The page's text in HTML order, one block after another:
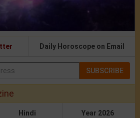
Daily Horoscope on Email
SUBSCRIBE
Hindi Year 2026